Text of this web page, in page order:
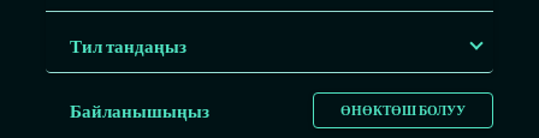
Тил тандаңыз
ӨНӨКТӨШ БОЛУУ
Байланышыңыз